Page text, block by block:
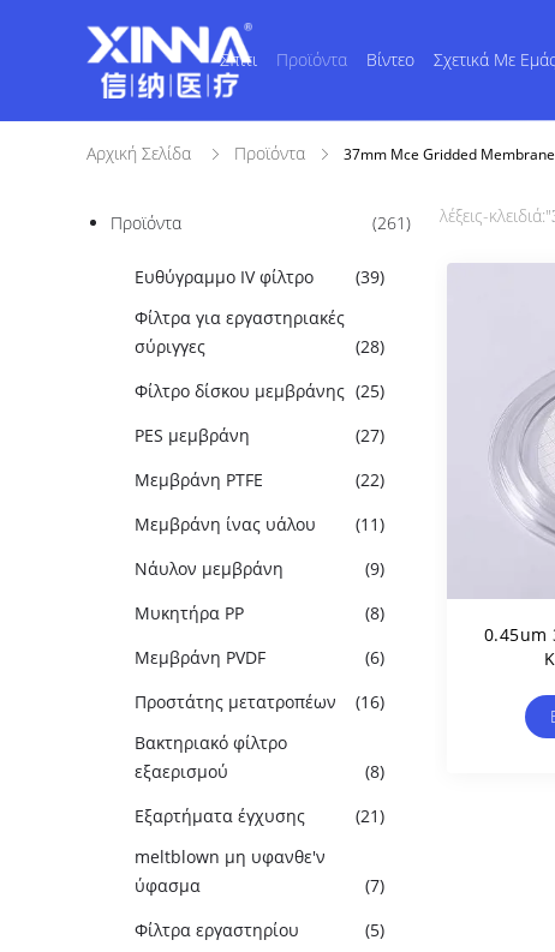
Σπίτι Προϊόντα Βίντεο Σχετικά Με Εμάς
Αρχική Σελίδα Προϊόντα 37mm Mce Gridded Membrane
Προϊόντα (261)
Ευθύγραμμο IV φίλτρο
(39)
Φίλτρα για εργαστηριακές
σύριγγες
(28)
Φίλτρο δίσκου μεμβράνης (25)
PES μεμβράνη
(27)
Μεμβράνη PTFE
(22)
Μεμβράνη ίνας υάλου
(11)
Νάυλον μεμβράνη
(9)
Μυκητήρα PP
(8)
Μεμβράνη PVDF
(6)
Προστάτης μετατροπέων
(16)
Βακτηριακό φίλτρο
εξαερισμού
(8)
Εξαρτήματα έγχυσης
(21)
meltblown μη υφανθε'ν
ύφασμα
(7)
Φίλτρα εργαστηρίου
(5)
λέξεις-κλειδιά:"
0.45um
Για